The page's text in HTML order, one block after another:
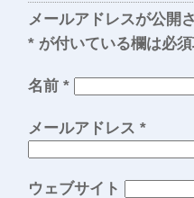
メールアドレスが公開
* が付いている欄は必
名前 *
メールアドレス *
ウェブサイト